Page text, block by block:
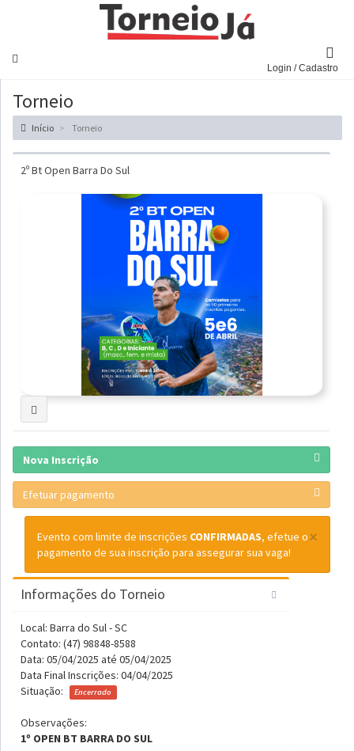
Login / Cadastro
Torneio
Início Torneio
2º Bt Open Barra Do Sul
Nova Inscrição
Efetuar pagamento
×
Evento com limite de inscrições CONFIRMADAS, efetue o
pagamento de sua inscrição para assegurar sua vaga!
Informações do Torneio
Local: Barra do Sul - SC
Contato: (47) 98848-8588
Data: 05/04/2025 até 05/04/2025
Data Final Inscrições: 04/04/2025
Situação:
Encerrado
Observações:
1º OPEN BT BARRA DO SUL